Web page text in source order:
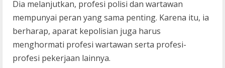
Dia melanjutkan, profesi polisi dan wartawan
mempunyai peran yang sama penting. Karena itu, ia
berharap, aparat kepolisian juga harus
menghormati profesi wartawan serta profesi-
profesi pekerjaan lainnya.